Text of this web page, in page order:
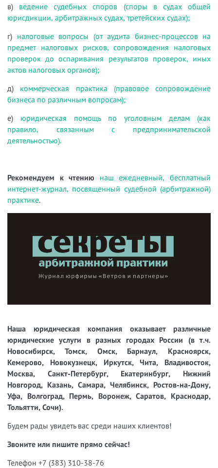
в) ведение судебных споров (споры в судах общей
юрисдикции, арбитражных судах, третейских судах);
г) налоговые вопросы (от аудита бизнес-процессов на
предмет налоговых рисков, сопровождения налоговых
проверок до оспаривания результатов проверок, иных
актов налоговых органов);
д) коммерческая практика (правовое сопровождение
бизнеса по различным вопросам);
е) юридическая помощь по уголовным делам (как
правило, связанным с предпринимательской
деятельностью).
Рекомендуем к чтению наш ежедневный, бесплатный
интернет-журнал, посвященный судебной (арбитражной)
практике.
Наша юридическая компания оказывает различные
юридические услуги в разных городах России (в т.ч.
Новосибирск, Томск, Омск, Барнаул, Красноярск,
Кемерово, Новокузнецк, Иркутск, Чита, Владивосток,
Москва, Санкт-Петербург, Екатеринбург, Нижний
Новгород, Казань, Самара, Челябинск, Ростов-на-Дону,
Уфа, Волгоград, Пермь, Воронеж, Саратов, Краснодар,
Тольятти, Сочи).
Будем рады увидеть вас среди наших клиентов!
Звоните или пишите прямо сейчас!
Телефон +7 (383) 310-38-76